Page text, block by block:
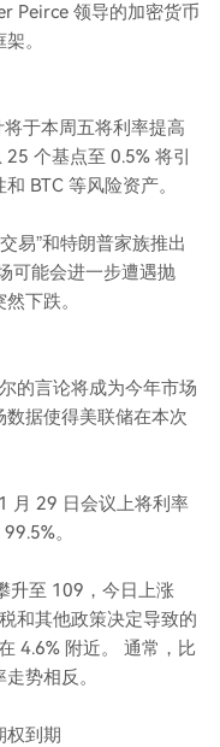
Peirce 领导的加密货币
。
于本周五将利率提高
个基点至 0.5% 将引
BTC 等风险资产。
易”和特朗普家族推出
可能会进一步遭遇抛
下跌。
的言论将成为今年市场
据使得美联储在本次
月 29 日会议上将利率
。
升至 109，今日上涨
和其他政策决定导致的
4.6% 附近。 通常，比
势相反。
权到期